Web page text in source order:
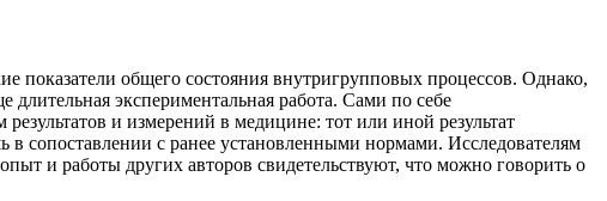
общего состояния внутригрупповых процессов. Однако,
экспериментальная работа. Сами по себе
и измерений в медицине: тот или иной результат
сопоставлении с ранее установленными нормами. Исследователям
и работы других авторов свидетельствуют, что можно говорить о